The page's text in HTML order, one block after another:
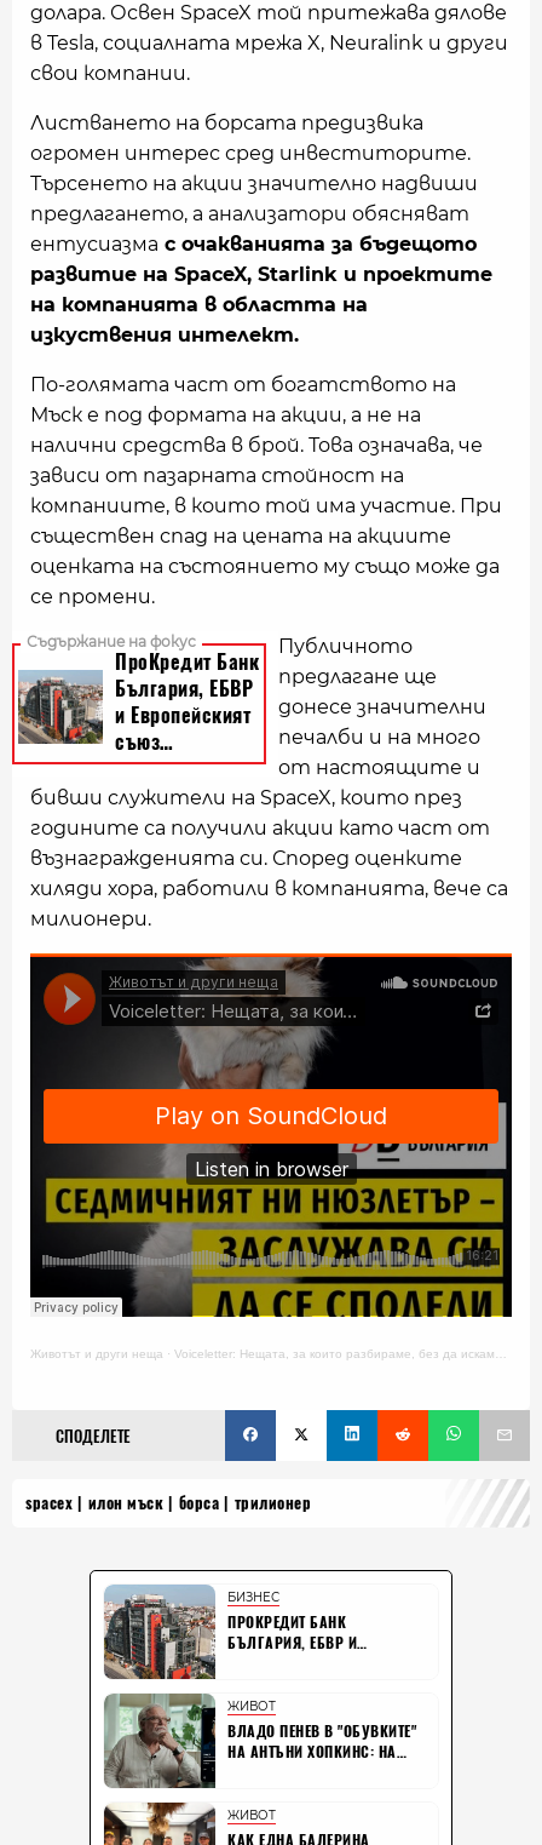
долара. Освен SpaceX той притежава дялове
в Tesla, социалната мрежа X, Neuralink и други
свои компании.
Листването на борсата предизвика
огромен интерес сред инвеститорите.
Търсенето на акции значително надвиши
предлагането, а анализатори обясняват
ентусиазма с очакванията за бъдещото
развитие на SpaceX, Starlink и проектите
на компанията в областта на
изкуствения интелект.
По-голямата част от богатството на
Мъск е под формата на акции, а не на
налични средства в брой. Това означава, че
зависи от пазарната стойност на
компаниите, в които той има участие. При
съществен спад на цената на акциите
оценката на състоянието му също може да
се промени.
Публичното
предлагане ще
донесе значителни
печалби и на много
от настоящите и
бивши служители на SpaceX, които през
годините са получили акции като част от
възнагражденията си. Според оценките
хиляди хора, работили в компанията, вече са
милионери.
Животът и други неща · Voiceletter: Нещата, за които разбираме, без да искаме, Епизод 18
СПОДЕЛЕТЕ
spacex илон мъск борса трилионер